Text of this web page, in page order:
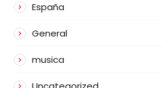
España
General
musica